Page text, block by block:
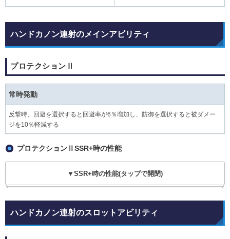
ハンドカノン連射のメインアビリティ
プロテクションⅡ
常時発動
反撃時、回避を選択すると回避率が6％増加し、防御を選択すると被ダメー
ジを10％軽減する
プロテクションⅡSSR+時の性能
▼SSR+時の性能(タップで開閉)
ハンドカノン連射のスロットアビリティ